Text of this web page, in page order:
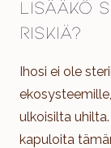
Lisääkö
riskiä?
Ihosi ei ole
ulkoisilta
kapuloita